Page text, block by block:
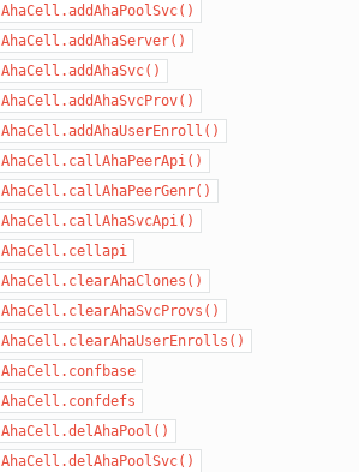
AhaCell.addAhaPoolSvc()
AhaCell.addAhaServer()
AhaCell.addAhaSvc()
AhaCell.addAhaSvcProv()
AhaCell.addAhaUserEnroll()
AhaCell.callAhaPeerApi()
AhaCell.callAhaPeerGenr()
AhaCell.callAhaSvcApi()
AhaCell.cellapi
AhaCell.clearAhaClones()
AhaCell.clearAhaSvcProvs()
AhaCell.clearAhaUserEnrolls()
AhaCell.confbase
AhaCell.confdefs
AhaCell.delAhaPool()
AhaCell.delAhaPoolSvc()